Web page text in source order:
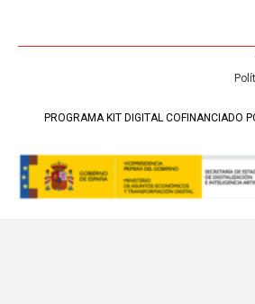
PROGRAMA KIT DIGITAL COFINANCIADO